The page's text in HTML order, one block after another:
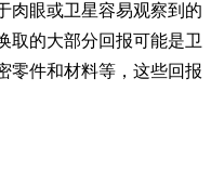
肉眼或卫星容易观察到的
取的大部分回报可能是卫
零件和材料等，这些回报